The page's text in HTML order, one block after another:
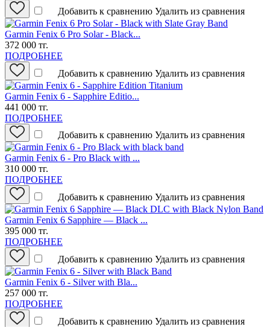
Добавить к сравнению Удалить из сравнения
Garmin Fenix 6 Pro Solar - Black...
372 000 тг.
ПОДРОБНЕЕ
Добавить к сравнению Удалить из сравнения
Garmin Fenix 6 - Sapphire Editio...
441 000 тг.
ПОДРОБНЕЕ
Добавить к сравнению Удалить из сравнения
Garmin Fenix 6 - Pro Black with ...
310 000 тг.
ПОДРОБНЕЕ
Добавить к сравнению Удалить из сравнения
Garmin Fenix 6 Sapphire — Black ...
395 000 тг.
ПОДРОБНЕЕ
Добавить к сравнению Удалить из сравнения
Garmin Fenix 6 - Silver with Bla...
257 000 тг.
ПОДРОБНЕЕ
Добавить к сравнению Удалить из сравнения